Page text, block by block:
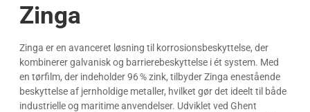
Zinga
Zinga er en avanceret løsning til korrosionsbeskyttelse, der
kombinerer galvanisk og barrierebeskyttelse i ét system. Med
en tørfilm, der indeholder 96 % zink, tilbyder Zinga enestående
beskyttelse af jernholdige metaller, hvilket gør det ideelt til både
industrielle og maritime anvendelser. Udviklet ved Ghent